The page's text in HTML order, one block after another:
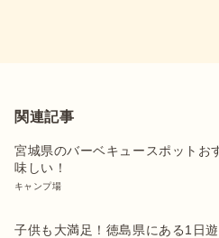
関連記事
宮城県のバーベキュースポットお
味しい！
キャンプ場
子供も大満足！徳島県にある1日